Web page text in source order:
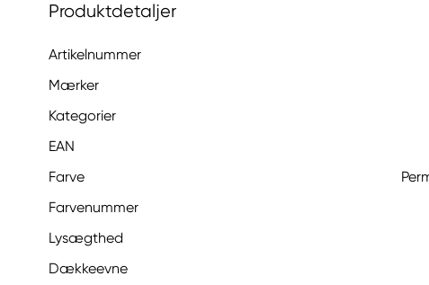
Produktdetaljer
Artikelnummer
Mærker
Kategorier
EAN
Farve
Farvenummer
Lysægthed
Dækkeevne